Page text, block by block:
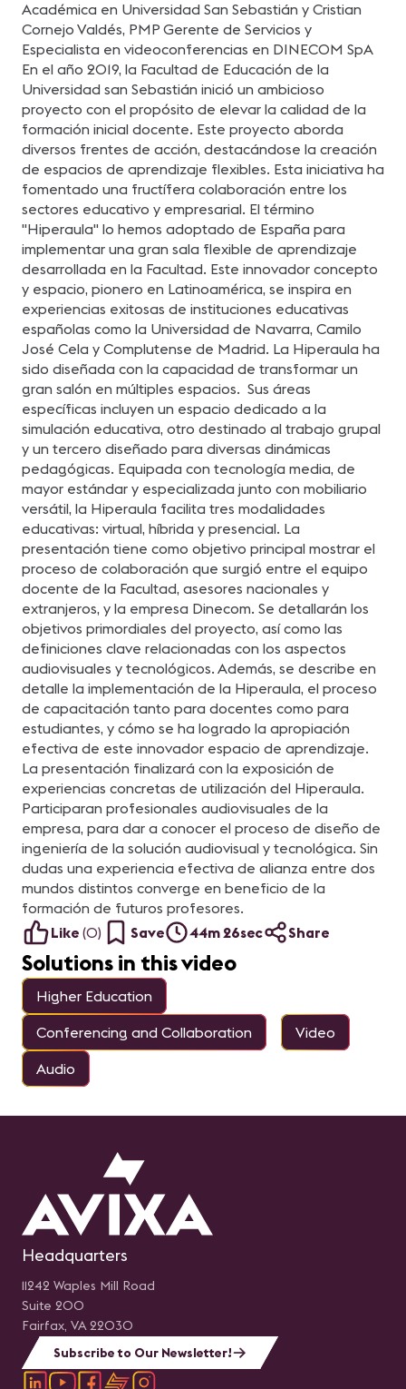
Académica en Universidad San Sebastián y Cristian
Cornejo Valdés, PMP Gerente de Servicios y
Especialista en videoconferencias en DINECOM SpA
En el año 2019, la Facultad de Educación de la
Universidad san Sebastián inició un ambicioso
proyecto con el propósito de elevar la calidad de la
formación inicial docente. Este proyecto aborda
diversos frentes de acción, destacándose la creación
de espacios de aprendizaje flexibles. Esta iniciativa ha
fomentado una fructífera colaboración entre los
sectores educativo y empresarial. El término
"Hiperaula" lo hemos adoptado de España para
implementar una gran sala flexible de aprendizaje
desarrollada en la Facultad. Este innovador concepto
y espacio, pionero en Latinoamérica, se inspira en
experiencias exitosas de instituciones educativas
españolas como la Universidad de Navarra, Camilo
José Cela y Complutense de Madrid. La Hiperaula ha
sido diseñada con la capacidad de transformar un
gran salón en múltiples espacios. Sus áreas
específicas incluyen un espacio dedicado a la
simulación educativa, otro destinado al trabajo grupal
y un tercero diseñado para diversas dinámicas
pedagógicas. Equipada con tecnología media, de
mayor estándar y especializada junto con mobiliario
versátil, la Hiperaula facilita tres modalidades
educativas: virtual, híbrida y presencial. La
presentación tiene como objetivo principal mostrar el
proceso de colaboración que surgió entre el equipo
docente de la Facultad, asesores nacionales y
extranjeros, y la empresa Dinecom. Se detallarán los
objetivos primordiales del proyecto, así como las
definiciones clave relacionadas con los aspectos
audiovisuales y tecnológicos. Además, se describe en
detalle la implementación de la Hiperaula, el proceso
de capacitación tanto para docentes como para
estudiantes, y cómo se ha logrado la apropiación
efectiva de este innovador espacio de aprendizaje.
La presentación finalizará con la exposición de
experiencias concretas de utilización del Hiperaula.
Participaran profesionales audiovisuales de la
empresa, para dar a conocer el proceso de diseño de
ingeniería de la solución audiovisual y tecnológica. Sin
dudas una experiencia efectiva de alianza entre dos
mundos distintos converge en beneficio de la
formación de futuros profesores.
Like (0) Save 44m 26sec Share
Solutions in this video
Higher Education
Conferencing and Collaboration
Video
Audio
Headquarters
11242 Waples Mill Road
Suite 200
Fairfax, VA 22030
Subscribe to Our Newsletter!